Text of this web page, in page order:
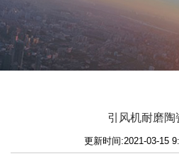
引风机耐磨陶
更新时间:2021-03-15